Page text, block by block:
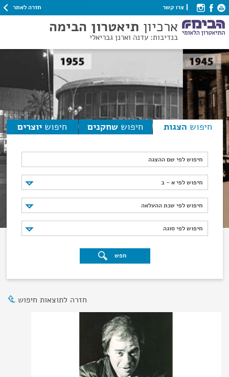
צרו קשר חזרה לאתר
ארכיון תיאטרון הבימה
בנדיבות: עדנה וארנן גבריאלי
חיפוש הצגות חיפוש שחקנים חיפוש יוצרים
חיפוש לפי שם ההצגה
חיפוש לפי א - ב
חיפוש לפי א - ב
חיפוש לפי שנת ההעלאה
חיפוש לפי שנת ההעלאה
חיפוש לפי סוגה
חיפוש לפי סוגה
חפש
חזרה לתוצאות חיפוש